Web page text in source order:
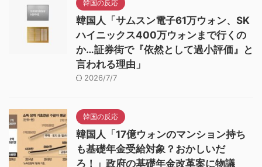
韓国の反応
韓国人「サムスン電子61万ウォン、SK
ハイニックス400万ウォンまで行くの
か…証券街で『依然として過小評価』と
言われる理由」
2026/7/7
韓国の反応
韓国人「17億ウォンのマンション持ち
も基礎年金受給対象？おかしいだ
ろ！」政府の基礎年金改革案に物議